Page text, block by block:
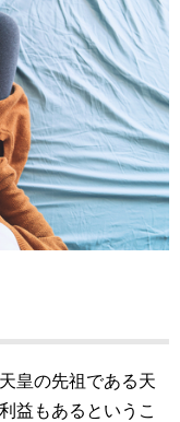
皇の先祖である天
益もあるというこ